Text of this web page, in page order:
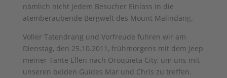
nämlich nicht jedem Besucher Einlass in die
atemberaubende Bergwelt des Mount Malindang.
Voller Tatendrang und Vorfreude fuhren wir am
Dienstag, den 25.10.2011, frühmorgens mit dem Jeep
meiner Tante Ellen nach Oroquieta City, um uns mit
unseren beiden Guides Mar und Chris zu treffen.